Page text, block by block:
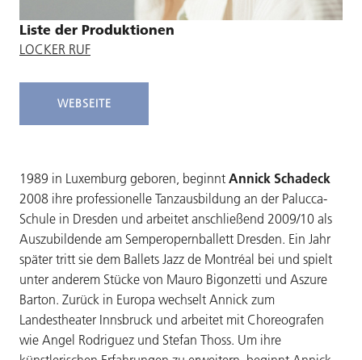
Liste der Produktionen
LOCKER RUF
WEBSEITE
1989 in Luxemburg geboren, beginnt Annick Schadeck
2008 ihre professionelle Tanzausbildung an der Palucca-
Schule in Dresden und arbeitet anschließend 2009/10 als
Auszubildende am Semperopernballett Dresden. Ein Jahr
später tritt sie dem Ballets Jazz de Montréal bei und spielt
unter anderem Stücke von Mauro Bigonzetti und Aszure
Barton. Zurück in Europa wechselt Annick zum
Landestheater Innsbruck und arbeitet mit Choreografen
wie Angel Rodriguez und Stefan Thoss. Um ihre